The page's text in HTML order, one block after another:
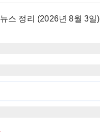
스 정리 (2026년 8월 3일)